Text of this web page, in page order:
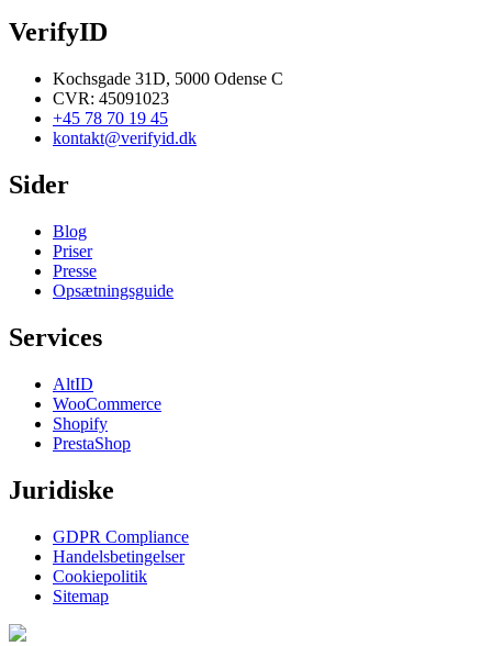
VerifyID
Kochsgade 31D, 5000 Odense C
CVR: 45091023
+45 78 70 19 45
kontakt@verifyid.dk
Sider
Blog
Priser
Presse
Opsætningsguide
Services
AltID
WooCommerce
Shopify
PrestaShop
Juridiske
GDPR Compliance
Handelsbetingelser
Cookiepolitik​
Sitemap